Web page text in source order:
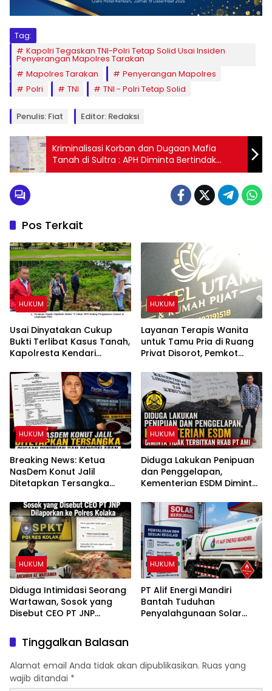
Tag:
Kapolri Tegaskan TNI-Polri Tetap Solid Usai Insiden
Penyerangan Mapolres Tarakan
Mapolres Tarakan
Penyerangan Mapolres
Polri
TNI TNI - Polri Tetap Solid
Penulis: Fiat Editor: Redaksi
Kriminalisasi Korban dan Dugaan Mafia
Tanah di Sultra : APH Diminta Bertindak
Tegas
Pos Terkait
HUKUM
Usai Dinyatakan Cukup
Bukti Terlibat Kasus Tanah,
Kapolresta Kendari
dari Jabatan
HUKUM
Layanan Terapis Wanita
untuk Tamu Pria di Ruang
Privat Disorot, Pemkot
Perizinan Rumah Pijat Utami
HUKUM
Breaking News: Ketua
NasDem Konut Jalil
Ditetapkan Tersangka
Penggelapan
HUKUM
Diduga Lakukan Penipuan
dan Penggelapan,
Kementerian ESDM Diminta
AMI
HUKUM
Diduga Intimidasi Seorang
Wartawan, Sosok yang
Disebut CEO PT JNP
Kolaka
HUKUM
PT Alif Energi Mandiri
Bantah Tuduhan
Penyalahgunaan Solar
Tinggalkan Balasan
Alamat email Anda tidak akan dipublikasikan. Ruas yang
wajib ditandai *